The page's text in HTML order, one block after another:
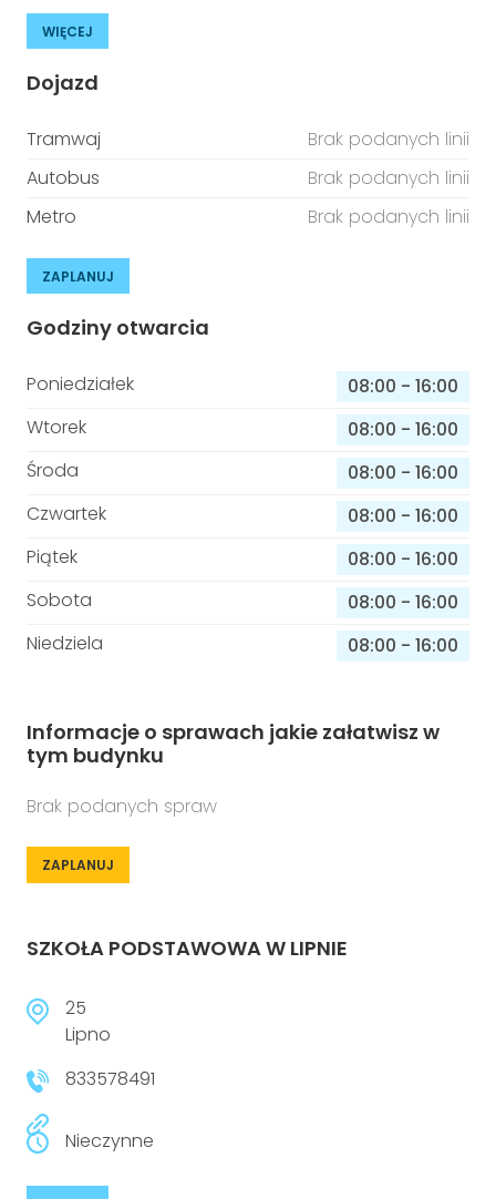
WIĘCEJ
Dojazd
Tramwaj
Brak podanych linii
Autobus
Brak podanych linii
Metro
Brak podanych linii
ZAPLANUJ
Godziny otwarcia
Poniedziałek 08:00 - 16:00
Wtorek
08:00 - 16:00
Środa
08:00 - 16:00
Czwartek
08:00 - 16:00
Piątek
08:00 - 16:00
Sobota
08:00 - 16:00
Niedziela
08:00 - 16:00
Informacje o sprawach jakie załatwisz w
tym budynku
Brak podanych spraw
ZAPLANUJ
SZKOŁA PODSTAWOWA W LIPNIE
25
Lipno
833578491
Nieczynne